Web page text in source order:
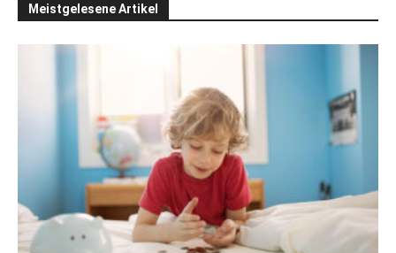
Meistgelesene Artikel